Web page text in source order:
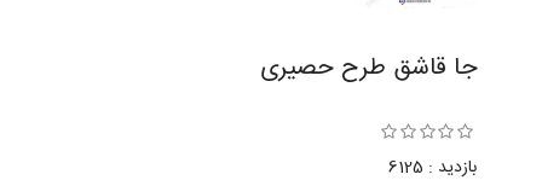
جا قاشق طرح حصيری
بازدید : 6125